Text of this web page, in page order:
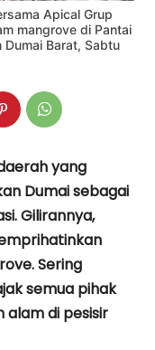
Apical Grup
mangrove di Pantai
Dumai Barat, Sabtu
yang
Dumai sebagai
Gilirannya,
Sering
semua pihak
di pesisir